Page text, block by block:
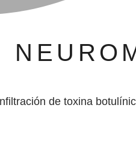
de toxina